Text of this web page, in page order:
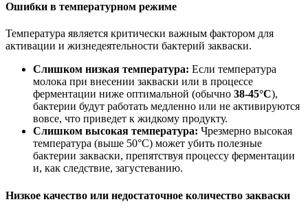
Ошибки в температурном режиме
Температура является критически важным фактором для
активации и жизнедеятельности бактерий закваски.
Слишком низкая температура: Если температура
молока при внесении закваски или в процессе
ферментации ниже оптимальной (обычно 38-45°C),
бактерии будут работать медленно или не активируются
вовсе, что приведет к жидкому продукту.
Слишком высокая температура: Чрезмерно высокая
температура (выше 50°C) может убить полезные
бактерии закваски, препятствуя процессу ферментации
и, как следствие, загустеванию.
Низкое качество или недостаточное количество закваски